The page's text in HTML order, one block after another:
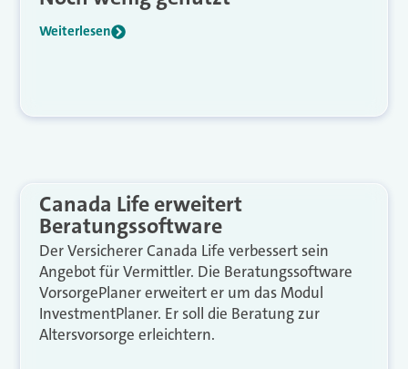
Weiterlesen
Canada Life erweitert
Beratungssoftware
Der Versicherer Canada Life verbessert sein
Angebot für Vermittler. Die Beratungssoftware
VorsorgePlaner erweitert er um das Modul
InvestmentPlaner. Er soll die Beratung zur
Altersvorsorge erleichtern.